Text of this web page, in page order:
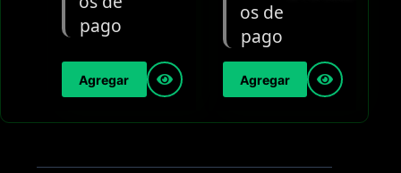
Agregar Agregar